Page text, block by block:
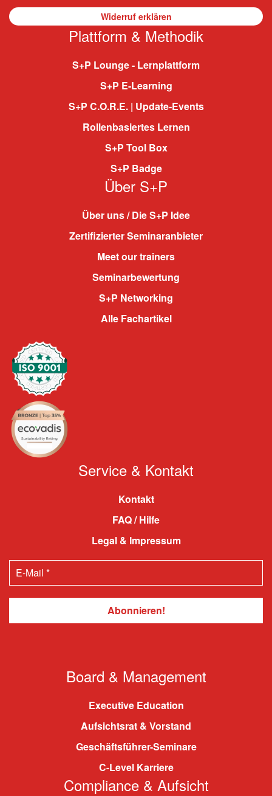
Widerruf erklären
Plattform & Methodik
S+P Lounge - Lernplattform
S+P E-Learning
S+P C.O.R.E. | Update-Events
Rollenbasiertes Lernen
S+P Tool Box
S+P Badge
Über S+P
Über uns / Die S+P Idee
Zertifizierter Seminaranbieter
Meet our trainers
Seminarbewertung
S+P Networking
Alle Fachartikel
Service & Kontakt
Kontakt
FAQ / Hilfe
Legal & Impressum
Board & Management
Executive Education
Aufsichtsrat & Vorstand
Geschäftsführer-Seminare
C-Level Karriere
Compliance & Aufsicht